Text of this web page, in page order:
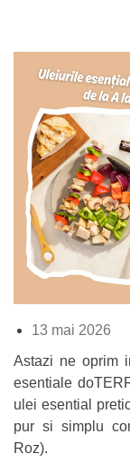
13 mai 2026
Astazi ne oprim
esentiale
ulei esential
pur si simplu
Roz).